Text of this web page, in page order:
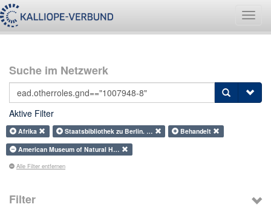
Suche im Netzwerk
Aktive Filter
Afrika Staatsbibliothek zu Berlin. …
Behandelt
American Museum of Natural H…
Alle Filter entfernen
Filter